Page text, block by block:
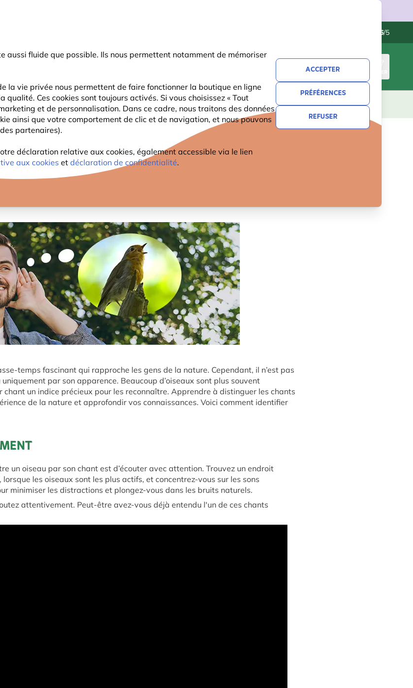
aussi fluide que possible. Ils nous permettent notamment de mémoriser
la vie privée nous permettent de faire fonctionner la boutique en ligne
Ces cookies sont toujours activés. Si vous choisissez « Tout
et de personnalisation. Dans ce cadre, nous traitons des données
ainsi que votre comportement de clic et de navigation, et nous pouvons
partenaires).
déclaration relative aux cookies, également accessible via le lien
aux cookies et déclaration de confidentialité.
ACCEPTER
PRÉFÉRENCES
REFUSER
4.6/5
CONNEXION
PLANTES OBSERVATION ENFANTS CADEAUX NOUVEAUTÉS OFFRES
son chant
UN OISEAU GRÂCE À SON CHANT
temps fascinant qui rapproche les gens de la nature. Cependant, il n’est pas
par son apparence. Beaucoup d’oiseaux sont plus souvent
chant un indice précieux pour les reconnaître. Apprendre à distinguer les chants
de la nature et approfondir vos connaissances. Voici comment identifier
un oiseau par son chant est d’écouter avec attention. Trouvez un endroit
les oiseaux sont les plus actifs, et concentrez-vous sur les sons
minimiser les distractions et plongez-vous dans les bruits naturels.
attentivement. Peut-être avez-vous déjà entendu l'un de ces chants